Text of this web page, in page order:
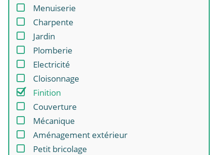
Menuiserie
Charpente
Jardin
Plomberie
Electricité
Cloisonnage
Finition
Couverture
Mécanique
Aménagement extérieur
Petit bricolage